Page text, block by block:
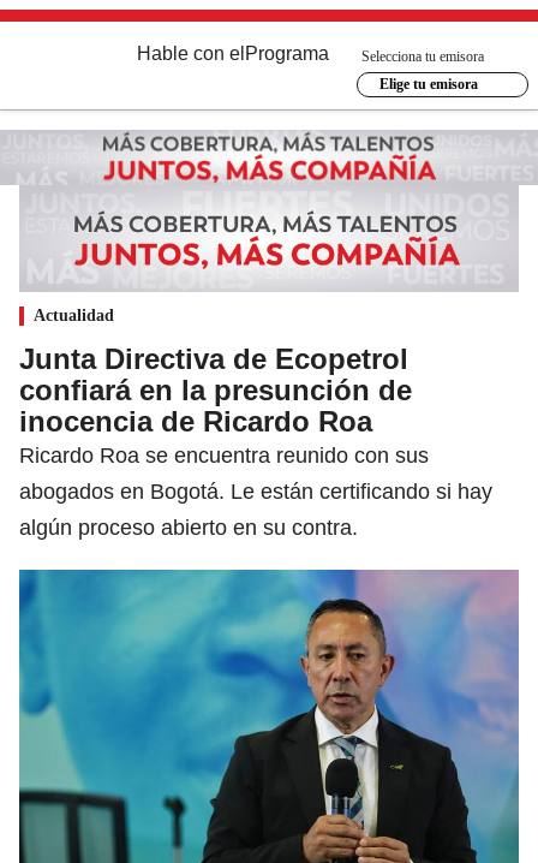
Hable con el Programa
Selecciona tu emisora
Elige tu emisora
Actualidad
Junta Directiva de Ecopetrol
confiará en la presunción de
inocencia de Ricardo Roa
Ricardo Roa se encuentra reunido con sus
abogados en Bogotá. Le están certificando si hay
algún proceso abierto en su contra.